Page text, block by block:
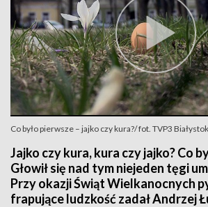
Co było pierwsze – jajko czy kura?/ fot. TVP3 Białystok
Jajko czy kura, kura czy jajko? Co
Głowił się nad tym niejeden tęgi
Przy okazji Świąt Wielkanocnych
frapujące ludzkość zadał Andrzej